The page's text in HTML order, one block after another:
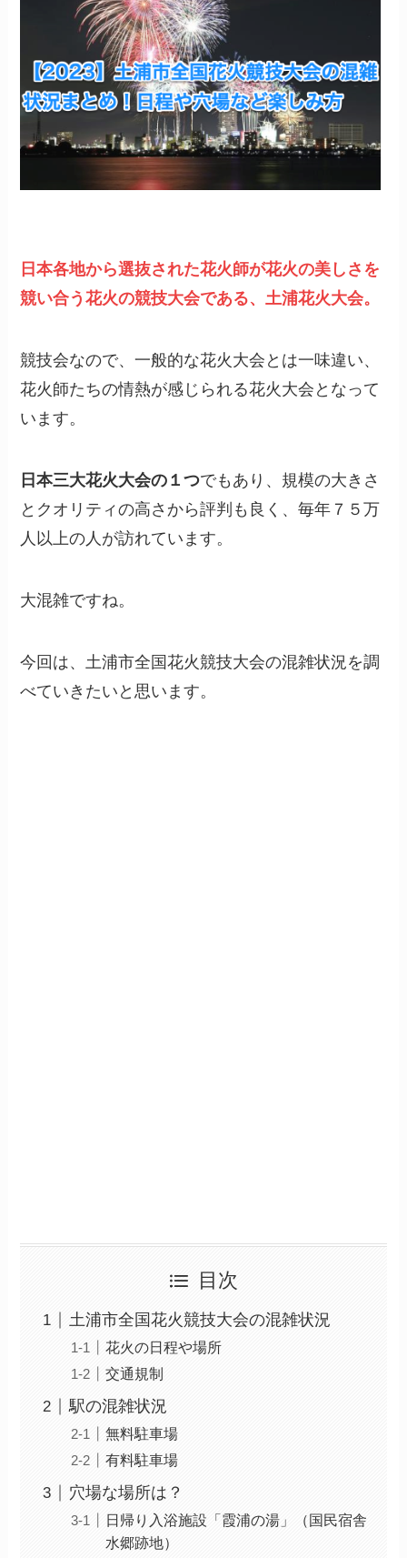
日本各地から選抜された花火師が花火の美しさを
競い合う花火の競技大会である、土浦花火大会。
競技会なので、一般的な花火大会とは一味違い、
花火師たちの情熱が感じられる花火大会となって
います。
日本三大花火大会の１つでもあり、規模の大きさ
とクオリティの高さから評判も良く、毎年７５万
人以上の人が訪れています。
大混雑ですね。
今回は、土浦市全国花火競技大会の混雑状況を調
べていきたいと思います。
目次
土浦市全国花火競技大会の混雑状況
花火の日程や場所
交通規制
駅の混雑状況
無料駐車場
有料駐車場
穴場な場所は？
日帰り入浴施設「霞浦の湯」（国民宿舎
水郷跡地）